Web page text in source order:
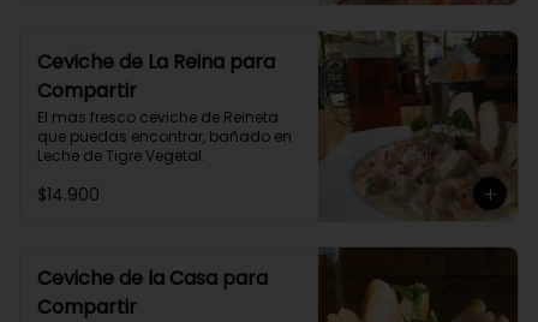
Ceviche de La Reina para
Compartir
El mas fresco ceviche de Reineta
que puedas encontrar, bañado en
Leche de Tigre Vegetal.
$14.900
Ceviche de la Casa para
Compartir